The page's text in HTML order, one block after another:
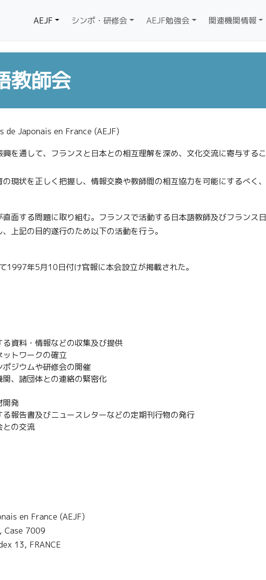
AEJF シンポ・研修会 AEJF勉強会 関連機関情報
教師会
de Japonais en France (AEJF)
を通して、フランスと日本との相互理解を深め、文化交流に寄与するこ
現状を正しく把握し、情報交換や教師間の相互協力を可能にするべく、
面する問題に取り組む。フランスで活動する日本語教師及びフランス日
上記の目的遂行のため以下の活動を行う。
1997年5月10日付け官報に本会設立が掲載された。
資料・情報などの収集及び提供
トワークの確立
ジウムや研修会の開催
、諸団体との連絡の緊密化
開発
報告書及びニュースレターなどの定期刊行物の発行
との交流
en France (AEJF)
Case 7009
13, FRANCE